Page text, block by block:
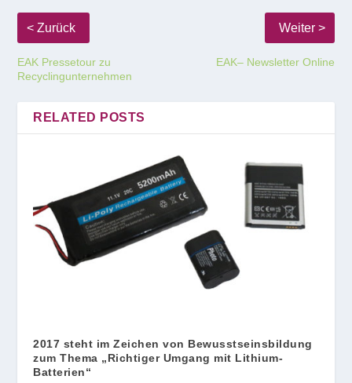
EAK Pressetour zu
Recyclingunternehmen
EAK– Newsletter Online
RELATED POSTS
2017 steht im Zeichen von Bewusstseinsbildung
zum Thema „Richtiger Umgang mit Lithium-
Batterien“